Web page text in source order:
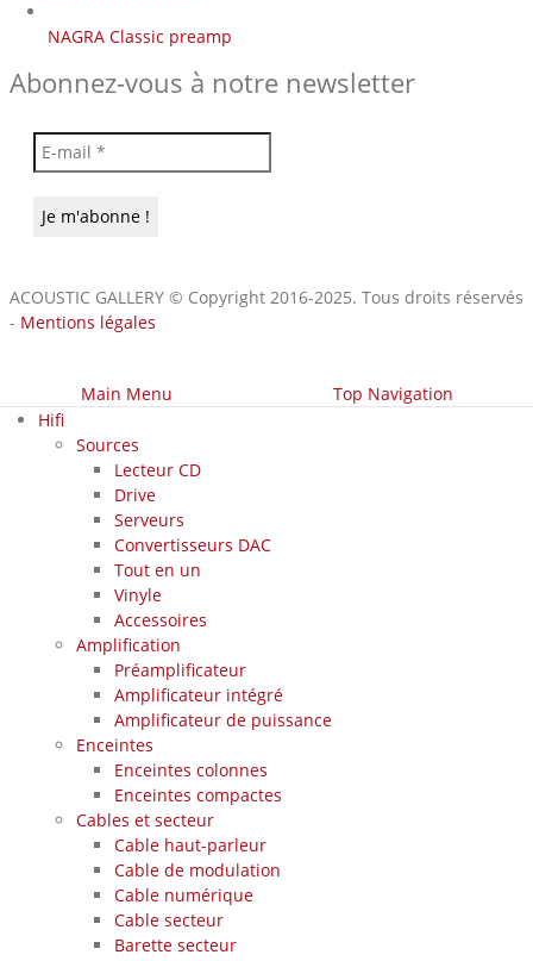
NAGRA Classic preamp
Abonnez-vous à notre newsletter
ACOUSTIC GALLERY © Copyright 2016-2025. Tous droits réservés
- Mentions légales
Main Menu
Top Navigation
Hifi
Sources
Lecteur CD
Drive
Serveurs
Convertisseurs DAC
Tout en un
Vinyle
Accessoires
Amplification
Préamplificateur
Amplificateur intégré
Amplificateur de puissance
Enceintes
Enceintes colonnes
Enceintes compactes
Cables et secteur
Cable haut-parleur
Cable de modulation
Cable numérique
Cable secteur
Barette secteur